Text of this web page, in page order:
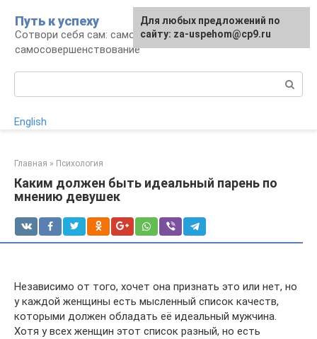
контенту
Путь к успеху
Сотвори себя сам: саморазвитие и
самосовершенствование
English
Главная » Психология
Каким должен быть идеальный парень по
мнению девушек
Независимо от того, хочет она признать это или нет, но
у каждой женщины есть мысленный список качеств,
которыми должен обладать её идеальный мужчина.
Хотя у всех женщин этот список разный, но есть
Для любых предложений по
сайту: za-uspehom@cp9.ru